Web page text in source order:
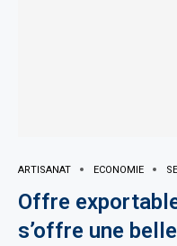
ARTISANAT ECONOMIE
Offre
s’offre une